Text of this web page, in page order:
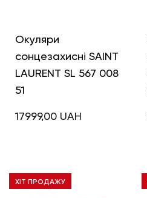
Окуляри
сонцезахисні SAINT
LAURENT SL 567 008
51
17999,00 UAH
ХІТ ПРОДАЖУ